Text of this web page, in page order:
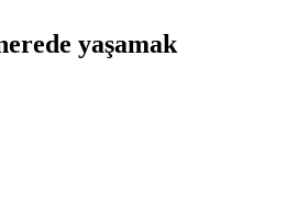
yaşamak